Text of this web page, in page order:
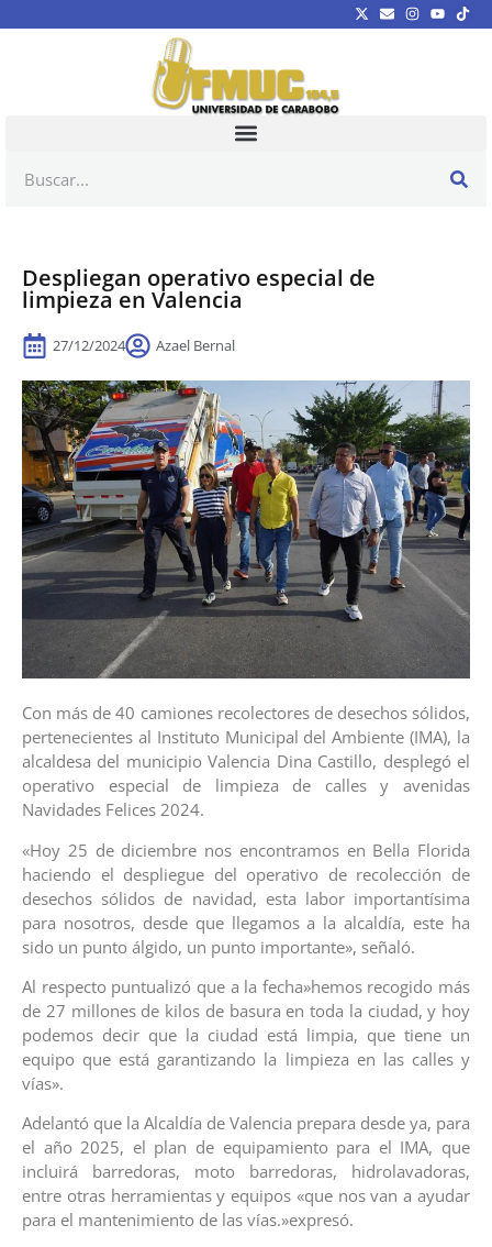
Despliegan operativo especial de
limpieza en Valencia
27/12/2024 Azael Bernal
Con más de 40 camiones recolectores de desechos sólidos,
pertenecientes al Instituto Municipal del Ambiente (IMA), la
alcaldesa del municipio Valencia Dina Castillo, desplegó el
operativo especial de limpieza de calles y avenidas
Navidades Felices 2024.
«Hoy 25 de diciembre nos encontramos en Bella Florida
haciendo el despliegue del operativo de recolección de
desechos sólidos de navidad, esta labor importantísima
para nosotros, desde que llegamos a la alcaldía, este ha
sido un punto álgido, un punto importante», señaló.
Al respecto puntualizó que a la fecha»hemos recogido más
de 27 millones de kilos de basura en toda la ciudad, y hoy
podemos decir que la ciudad está limpia, que tiene un
equipo que está garantizando la limpieza en las calles y
vías».
Adelantó que la Alcaldía de Valencia prepara desde ya, para
el año 2025, el plan de equipamiento para el IMA, que
incluirá barredoras, moto barredoras, hidrolavadoras,
entre otras herramientas y equipos «que nos van a ayudar
para el mantenimiento de las vías.»expresó.